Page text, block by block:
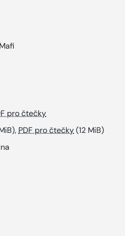
pro čtečky
PDF pro čtečky(12 MiB)